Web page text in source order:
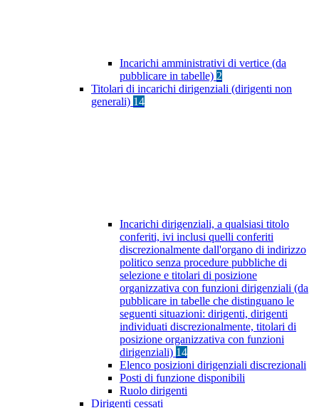
Incarichi amministrativi di vertice (da
pubblicare in tabelle) 2
Titolari di incarichi dirigenziali (dirigenti non
generali) 14
Incarichi dirigenziali, a qualsiasi titolo
conferiti, ivi inclusi quelli conferiti
discrezionalmente dall'organo di indirizzo
politico senza procedure pubbliche di
selezione e titolari di posizione
organizzativa con funzioni dirigenziali (da
pubblicare in tabelle che distinguano le
seguenti situazioni: dirigenti, dirigenti
individuati discrezionalmente, titolari di
posizione organizzativa con funzioni
dirigenziali) 14
Elenco posizioni dirigenziali discrezionali
Posti di funzione disponibili
Ruolo dirigenti
Dirigenti cessati